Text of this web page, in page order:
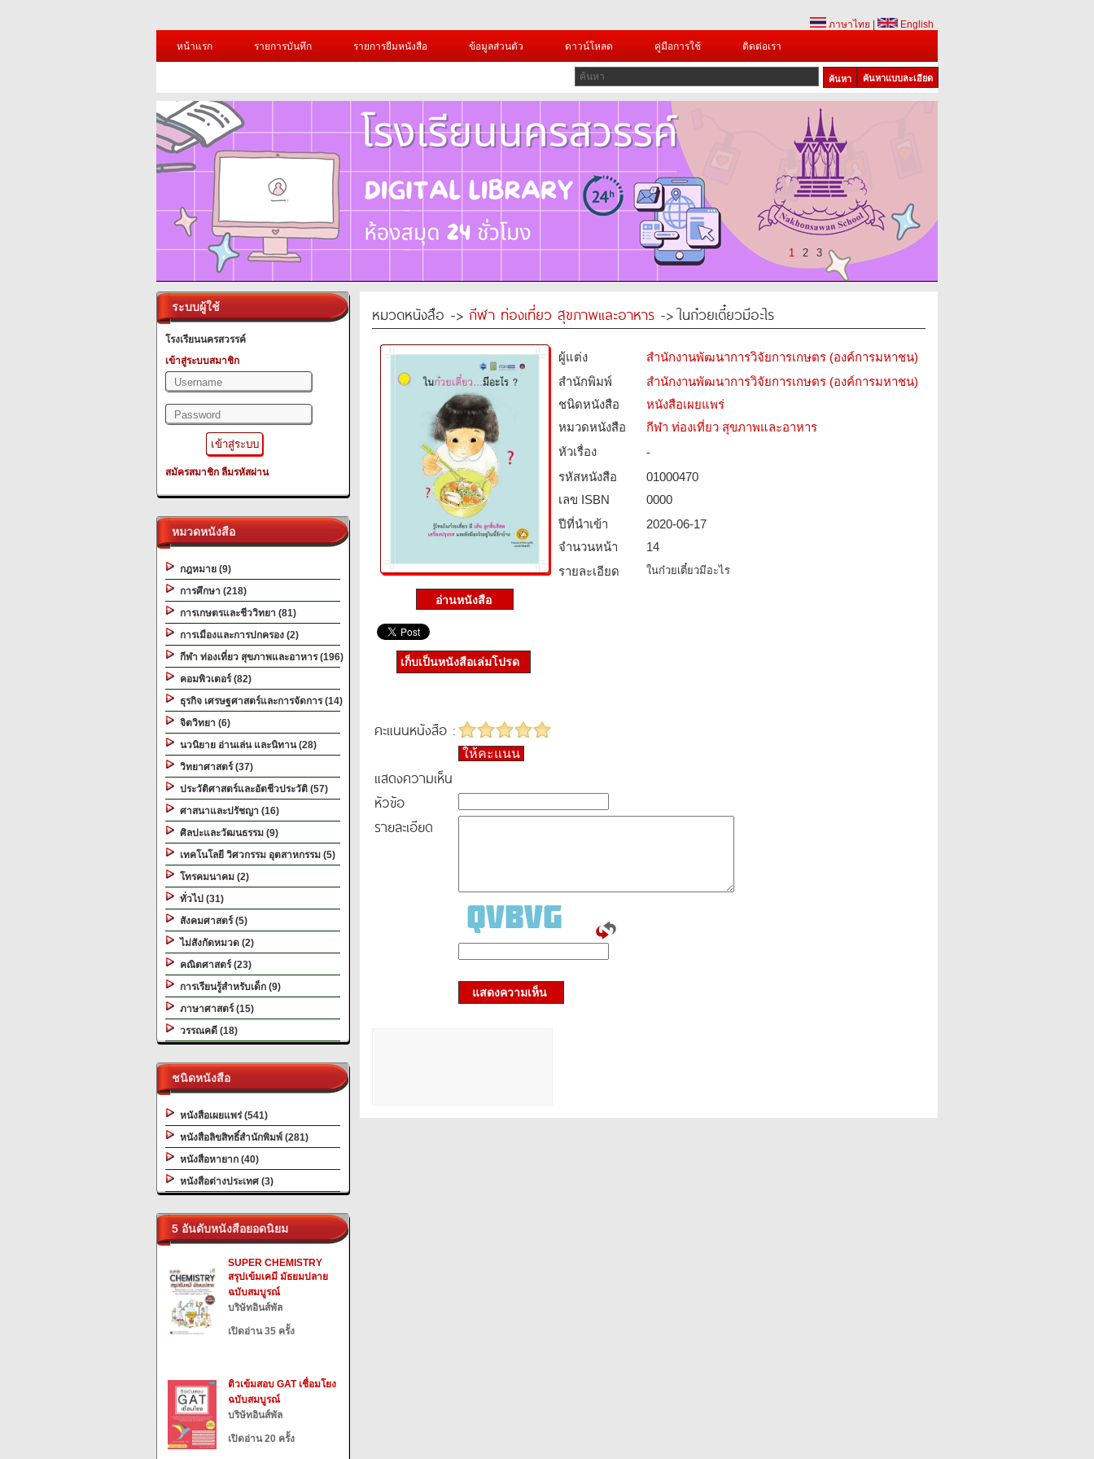
ภาษาไทย
English
หน้าแรก
รายการบันทึก รายการยืมหนังสือ ข้อมูลส่วนตัว ดาวน์โหลด คู่มือการใช้ ติดต่อเรา
ค้นหาแบบละเอียด
1 2 3
ระบบผู้ใช้
โรงเรียนนครสวรรค์
เข้าสู่ระบบสมาชิก
สมัครสมาชิก ลืมรหัสผ่าน
หมวดหนังสือ
กฎหมาย (9)
การศึกษา (218)
การเกษตรและชีววิทยา (81)
การเมืองและการปกครอง (2)
กีฬา ท่องเที่ยว สุขภาพและอาหาร (196)
คอมพิวเตอร์ (82)
ธุรกิจ เศรษฐศาสตร์และการจัดการ (14)
จิตวิทยา (6)
นวนิยาย อ่านเล่น และนิทาน (28)
วิทยาศาสตร์ (37)
ประวัติศาสตร์และอัตชีวประวัติ (57)
ศาสนาและปรัชญา (16)
ศิลปะและวัฒนธรรม (9)
เทคโนโลยี วิศวกรรม อุตสาหกรรม (5)
โทรคมนาคม (2)
ทั่วไป (31)
สังคมศาสตร์ (5)
ไม่สังกัดหมวด (2)
คณิตศาสตร์ (23)
การเรียนรู้สำหรับเด็ก (9)
ภาษาศาสตร์ (15)
วรรณคดี (18)
ชนิดหนังสือ
หนังสือเผยแพร่ (541)
หนังสือลิขสิทธิ์สำนักพิมพ์ (281)
หนังสือหายาก (40)
หนังสือต่างประเทศ (3)
5 อันดับหนังสือยอดนิยม
SUPER CHEMISTRY
สรุปเข้มเคมี มัธยมปลาย
ฉบับสมบูรณ์
บริษัทอินส์พัล
เปิดอ่าน 35 ครั้ง
ติวเข้มสอบ GAT เชื่อมโยง
ฉบับสมบูรณ์
บริษัทอินส์พัล
เปิดอ่าน 20 ครั้ง
หมวดหนังสือ -> กีฬา ท่องเที่ยว สุขภาพและอาหาร -> ในก๋วยเตี๋ยวมีอะไร
ผู้แต่ง
สำนักงานพัฒนาการวิจัยการเกษตร (องค์การมหาชน)
สำนักพิมพ์
สำนักงานพัฒนาการวิจัยการเกษตร (องค์การมหาชน)
ชนิดหนังสือ­
หนังสือเผยแพร่
หมวดหนังสือ­
กีฬา ท่องเที่ยว สุขภาพและอาหาร
หัวเรื่อง
-
รหัสหนังสือ­
01000470
เลข ISBN
0000
ปีที่นำเข้า
2020-06-17
จำนวนหน้า
14
รายละเอียด
ในก๋วยเตี๋ยวมีอะไร
เก็บเป็นหนังสือเล่มโปรด
คะแนนหนังสือ :
ให้คะแนน
แสดงความเห็น
หัวข้อ
รายละเอียด
แสดงความเห็น